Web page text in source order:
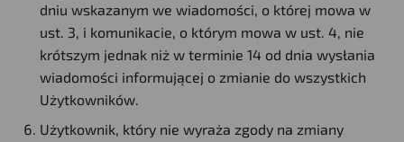
dniu wskazanym we wiadomości, o której mowa w
ust. 3, i komunikacie, o którym mowa w ust. 4, nie
krótszym jednak niż w terminie 14 od dnia wysłania
wiadomości informującej o zmianie do wszystkich
Użytkowników.
Użytkownik, który nie wyraża zgody na zmiany